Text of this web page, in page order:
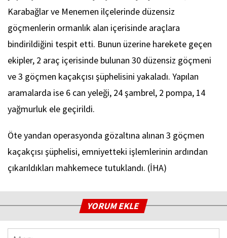
Karabağlar ve Menemen ilçelerinde düzensiz
göçmenlerin ormanlık alan içerisinde araçlara
bindirildiğini tespit etti. Bunun üzerine harekete geçen
ekipler, 2 araç içerisinde bulunan 30 düzensiz göçmeni
ve 3 göçmen kaçakçısı şüphelisini yakaladı. Yapılan
aramalarda ise 6 can yeleği, 24 şambrel, 2 pompa, 14
yağmurluk ele geçirildi.
Öte yandan operasyonda gözaltına alınan 3 göçmen
kaçakçısı şüphelisi, emniyetteki işlemlerinin ardından
çıkarıldıkları mahkemece tutuklandı. (İHA)
YORUM EKLE